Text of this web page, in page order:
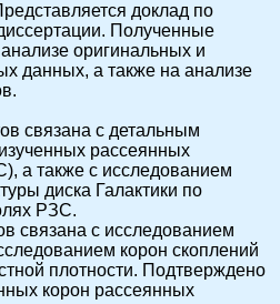
доклад по
Полученные
оригинальных и
данных, а также на анализе
связана с детальным
рассеянных
а также с исследованием
диска Галактики по
РЗС.
связана с исследованием
корон скоплений
плотности. Подтверждено
корон рассеянных